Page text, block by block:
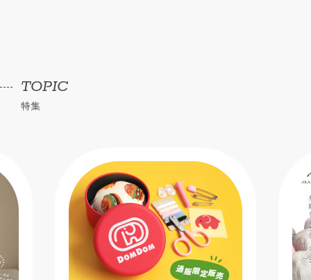
TOPIC
特集